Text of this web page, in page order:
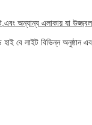
অন্যান্য এলাকায় যা
বে লাইট বিভিন্ন